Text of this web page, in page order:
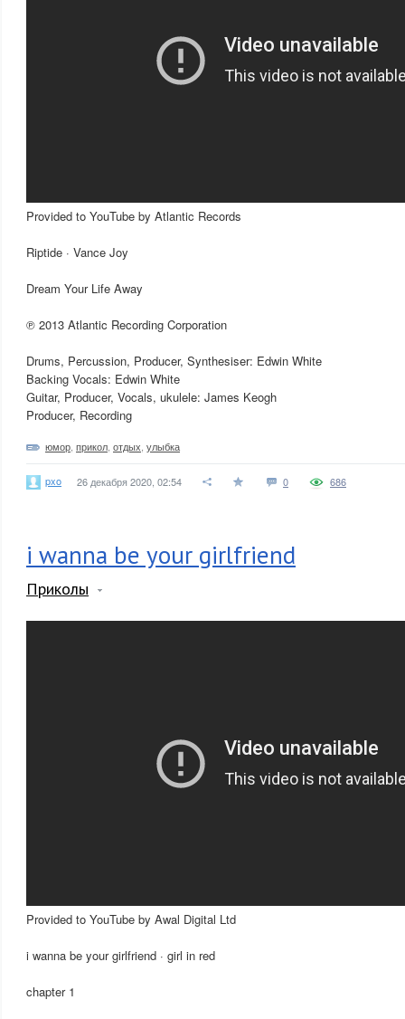
Provided to YouTube by Atlantic Records
Riptide · Vance Joy
Dream Your Life Away
℗ 2013 Atlantic Recording Corporation
Drums, Percussion, Producer, Synthesiser: Edwin White
Backing Vocals: Edwin White
Guitar, Producer, Vocals, ukulele: James Keogh
Producer, Recording
юмор прикол отдых улыбка
pxo 26 декабря 2020, 02:54 0 686
i wanna be your girlfriend
Приколы
Provided to YouTube by Awal Digital Ltd
i wanna be your girlfriend · girl in red
chapter 1